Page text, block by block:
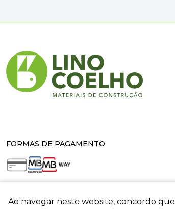
Ao navegar neste website, concordo
FORMAS DE PAGAMENTO